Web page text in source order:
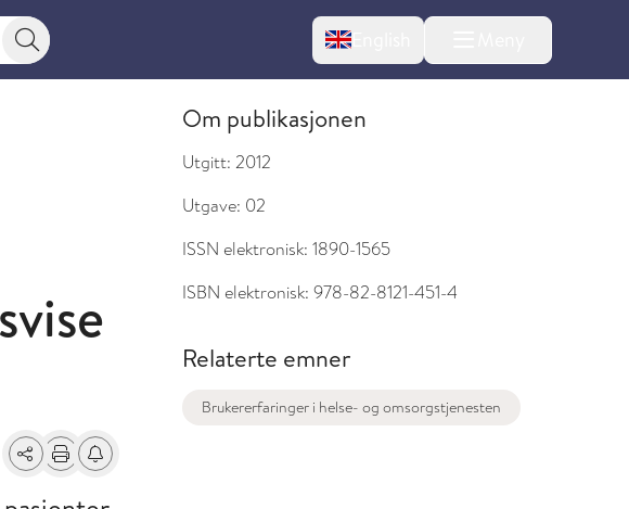
Søkeknapp English
Del Skriv utFå varsel om endringer
Om publikasjonen
Utgitt: 2012
Utgave: 02
ISSN elektronisk: 1890-1565
ISBN elektronisk: 978-82-8121-451-4
Relaterte emner
Brukererfaringer i helse- og omsorgstjenesten